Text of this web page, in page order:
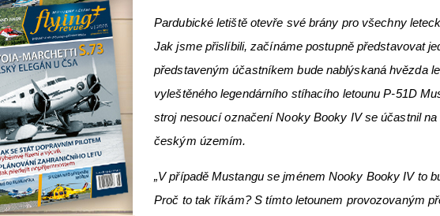
Pardubické letiště otevře své brány pro všechny
Jak jsme přislíbili, začínáme postupně představovat
představeným účastníkem bude nablýskaná hvězda
vyleštěného legendárního stíhacího letounu P-51D
stroj nesoucí označení Nooky Booky IV se účastnil
českým územím.
„V případě Mustangu se jménem Nooky Booky IV to
Proč to tak říkám? S tímto letounem provozovaným